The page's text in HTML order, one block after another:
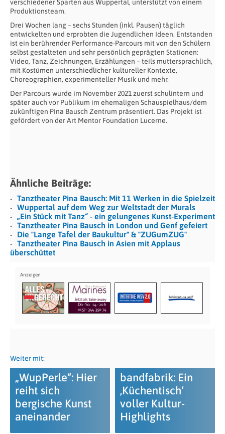
verschiedener Sparten aus Wuppertal, unterstützt von einem
Produktionsteam.
Drei Wochen lang – sechs Stunden (inkl. Pausen) täglich
entwickelten und erprobten die Jugendlichen Ideen. Entstanden
ist ein berührender Performance-Parcours mit von den Schülern
selbst gestalteten und sehr persönlich geprägten Stationen:
Video, Tanz, Zeichnungen, Erzählungen – teils muttersprachlich,
mit Kostümen unterschiedlicher kultureller Kontexte,
Choreographien, experimenteller Musik und mehr.
Der Parcours wurde im November 2021 zuerst schulintern und
später auch vor Publikum im ehemaligen Schauspielhaus/dem
zukünftigen Pina Bausch Zentrum präsentiert. Das Projekt ist
gefördert von der Art Mentor Foundation Lucerne.
Ähnliche Beiträge:
Tanztheater Pina Bausch: Mit 11 Werken in die Spielzeit
Wuppertal auf dem Weg zur Weltstadt der Murals
„Ein Stück mit Tanz“ - ein gelungenes Kunst-Experiment
Tanztheater Pina Bausch in London und Genf gefeiert
Die "Lange Tafel der Baukultur" & "ZUGumZUG"
Tanztheater Pina Bausch in Asien mit Applaus
überschüttet
Weiter mit:
„WupPerle“: Hier
reiht sich
bergische Kunst
aneinander
bandfabrik: Ein
‚Küchentisch‘
voller Kultur-
Highlights